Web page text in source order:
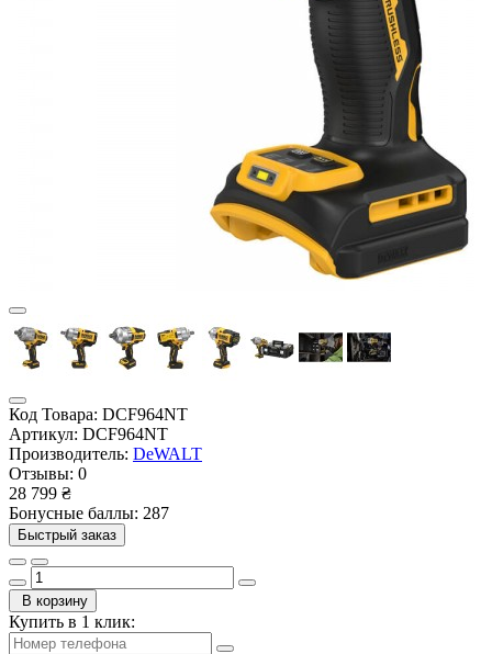
Код Товара: DCF964NT
Артикул: DCF964NT
Производитель: DeWALT
Отзывы: 0
28 799 ₴
Бонусные баллы: 287
Быстрый заказ
В корзину
Купить в 1 клик: